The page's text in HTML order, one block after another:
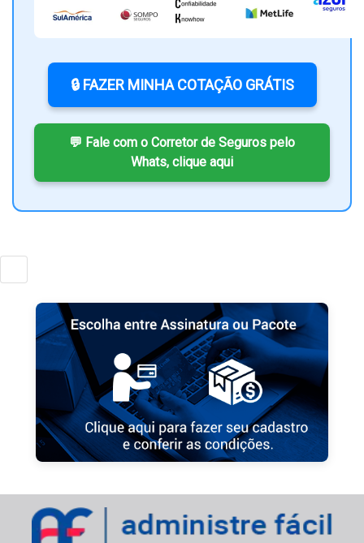
🔒 FAZER MINHA COTAÇÃO GRÁTIS
💬 Fale com o Corretor de Seguros pelo
Whats, clique aqui